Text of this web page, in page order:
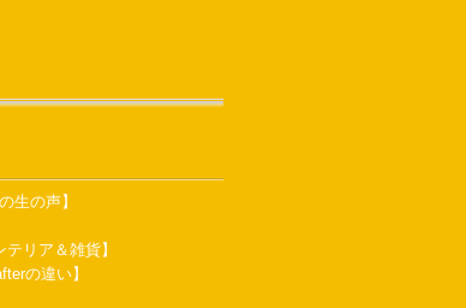
生の声】
テリア＆雑貨】
の違い】